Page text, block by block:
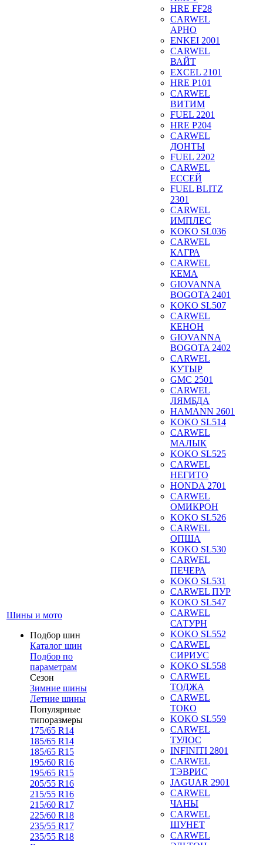
Шины и мото
Подбор шин
Каталог шин
Подбор по
параметрам
Сезон
Зимние шины
Летние шины
Популярные
типоразмеры
175/65 R14
185/65 R14
185/65 R15
195/60 R16
195/65 R15
205/55 R16
215/55 R16
215/60 R17
225/60 R18
235/55 R17
235/55 R18
HRE FF28
CARWEL
АРНО
ENKEI 2001
CARWEL
ВАЙТ
EXCEL 2101
HRE P101
CARWEL
ВИТИМ
FUEL 2201
HRE P204
CARWEL
ДОНТЫ
FUEL 2202
CARWEL
ЕССЕЙ
FUEL BLITZ
2301
CARWEL
ИМПЛЕС
KOKO SL036
CARWEL
КАГРА
CARWEL
КЕМА
GIOVANNA
BOGOTA 2401
KOKO SL507
CARWEL
КЕНОН
GIOVANNA
BOGOTA 2402
CARWEL
КУТЫР
GMC 2501
CARWEL
ЛЯМБДА
HAMANN 2601
KOKO SL514
CARWEL
МАЛЫК
KOKO SL525
CARWEL
НЕГИТО
HONDA 2701
CARWEL
ОМИКРОН
KOKO SL526
CARWEL
ОПША
KOKO SL530
CARWEL
ПЕЧЕРА
KOKO SL531
CARWEL ПУР
KOKO SL547
CARWEL
САТУРН
KOKO SL552
CARWEL
СИРИУС
KOKO SL558
CARWEL
ТОДЖА
CARWEL
ТОКО
KOKO SL559
CARWEL
ТУЛОС
INFINITI 2801
CARWEL
ТЭВРИС
JAGUAR 2901
CARWEL
ЧАНЫ
CARWEL
ШУНЕТ
CARWEL